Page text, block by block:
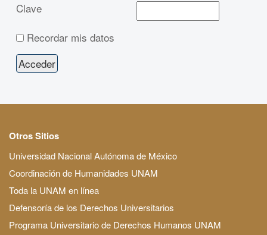
Clave
Recordar mis datos
Otros Sitios
Universidad Nacional Autónoma de México
Coordinación de Humanidades UNAM
Toda la UNAM en línea
Defensoría de los Derechos Universitarios
Programa Universitario de Derechos Humanos UNAM